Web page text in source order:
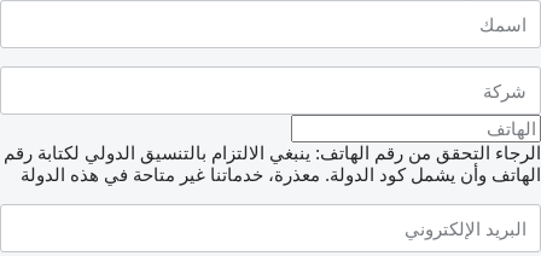
الرجاء التحقق من رقم الهاتف: ينبغي الالتزام بالتنسيق الدولي لكتابة رقم
الهاتف وأن يشمل كود الدولة. معذرة، خدماتنا غير متاحة في هذه الدولة